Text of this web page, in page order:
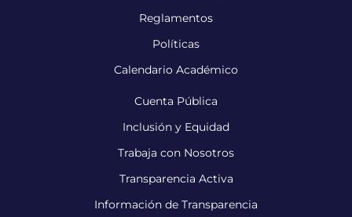
Reglamentos
Políticas
Calendario Académico
Cuenta Pública
Inclusión y Equidad
Trabaja con Nosotros
Transparencia Activa
Información de Transparencia